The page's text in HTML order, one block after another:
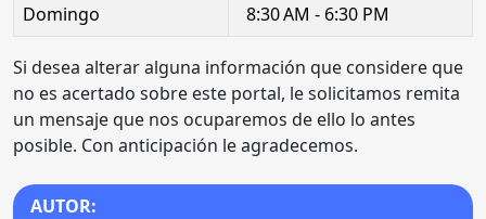
Domingo
8:30 AM - 6:30 PM
Si desea alterar alguna información que considere que
no es acertado sobre este portal, le solicitamos remita
un mensaje que nos ocuparemos de ello lo antes
posible. Con anticipación le agradecemos.
AUTOR: